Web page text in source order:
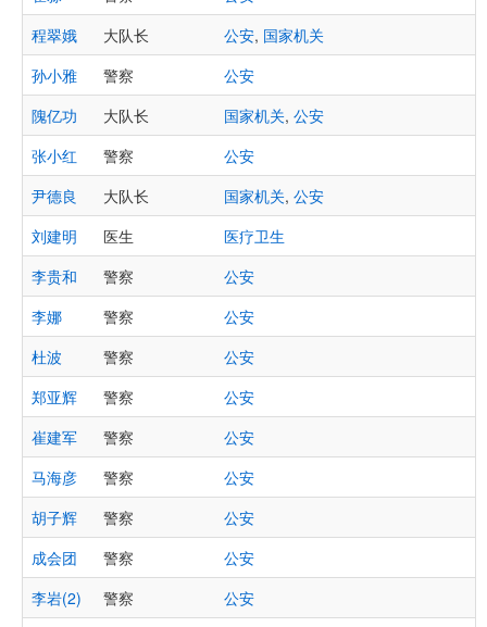
程翠娥
大队长 公安, 国家机关
孙小雅
警察
公安
隗亿功
大队长 国家机关, 公安
张小红
警察
公安
尹德良
大队长 国家机关, 公安
刘建明
医生
医疗卫生
李贵和
警察
公安
李娜
警察
公安
杜波
警察
公安
郑亚辉
警察
公安
崔建军
警察
公安
马海彦
警察
公安
胡子辉
警察
公安
成会团
警察
公安
李岩(2)
警察
公安